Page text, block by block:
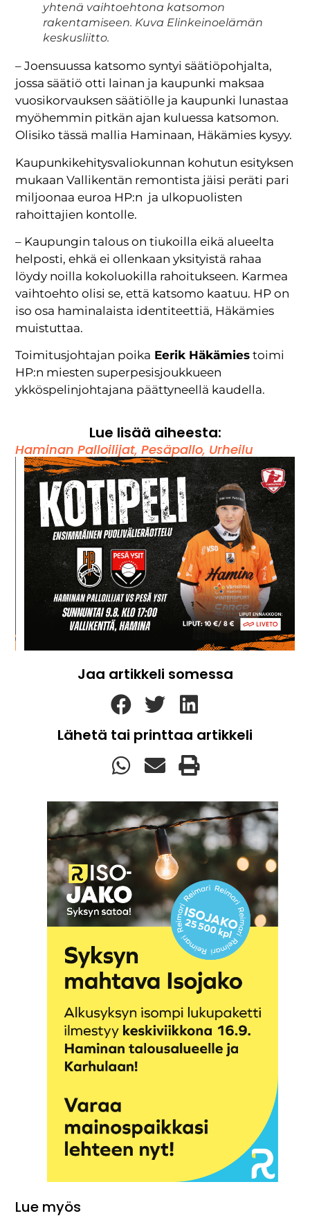
yhtenä vaihtoehtona katsomon
rakentamiseen. Kuva Elinkeinoelämän
keskusliitto.
– Joensuussa katsomo syntyi säätiöpohjalta,
jossa säätiö otti lainan ja kaupunki maksaa
vuosikorvauksen säätiölle ja kaupunki lunastaa
myöhemmin pitkän ajan kuluessa katsomon.
Olisiko tässä mallia Haminaan, Häkämies kysyy.
Kaupunkikehitysvaliokunnan kohutun esityksen
mukaan Vallikentän remontista jäisi peräti pari
miljoonaa euroa HP:n ja ulkopuolisten
rahoittajien kontolle.
– Kaupungin talous on tiukoilla eikä alueelta
helposti, ehkä ei ollenkaan yksityistä rahaa
löydy noilla kokoluokilla rahoitukseen. Karmea
vaihtoehto olisi se, että katsomo kaatuu. HP on
iso osa haminalaista identiteettiä, Häkämies
muistuttaa.
Toimitusjohtajan poika Eerik Häkämies toimi
HP:n miesten superpesisjoukkueen
ykköspelinjohtajana päättyneellä kaudella.
Lue lisää aiheesta:
Haminan Palloilijat,Pesäpallo, Urheilu
Jaa artikkeli somessa
Lähetä tai printtaa artikkeli
Lue myös